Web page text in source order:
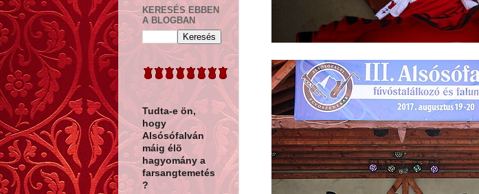
KERESÉS EBBEN
A BLOGBAN
Tudta-e ön,
hogy
Alsósófalván
máig élõ
hagyomány a
farsangtemetés
?